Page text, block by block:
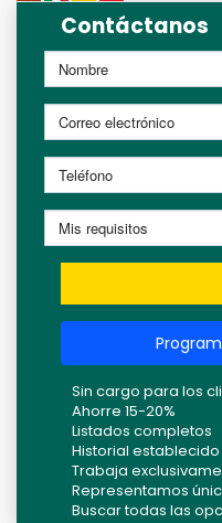
Contáctanos
Sin cargo para los
Ahorre 15-20%
Listados completos
Historial establecido
Trabaja
Representamos
Buscar todas las